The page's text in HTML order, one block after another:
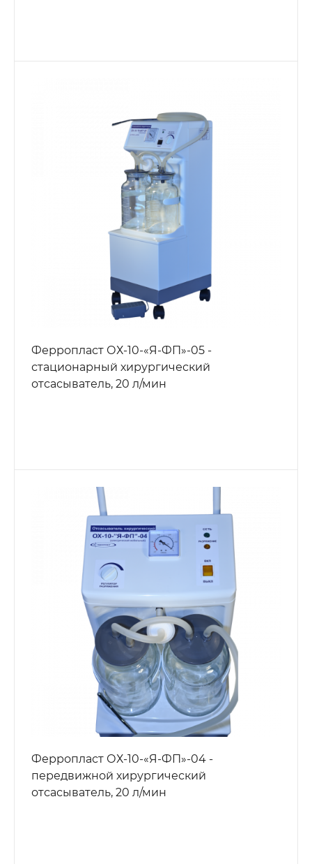
Ферропласт ОХ-10-«Я-ФП»-05 -
стационарный хирургический
отсасыватель, 20 л/мин
Ферропласт ОХ-10-«Я-ФП»-04 -
передвижной хирургический
отсасыватель, 20 л/мин